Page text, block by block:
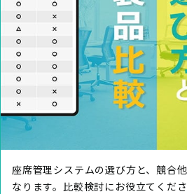
座席管理システムの選び方と、競合
なります。⽐較検討にお役⽴てくださ